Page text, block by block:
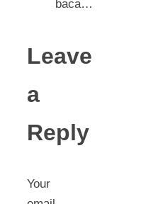
baca…
Leave
a
Reply
Your